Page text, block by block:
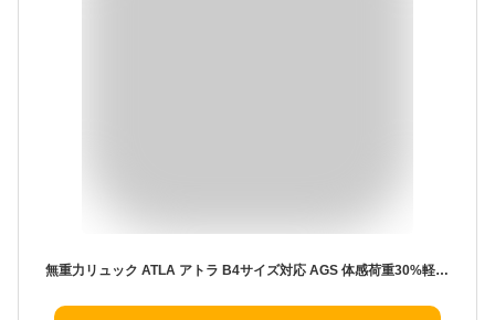
無重力リュック ATLA アトラ B4サイズ対応 AGS 体感荷重30%軽減 軽く感じる メンズ レディース ユニセックス 撥水加工 15.6型ノートPC タブレット クッションポケット 多機能 USBポート バックパック デイパック デイバッグ ビジネス リュックサック 花形 送料無料 あす楽